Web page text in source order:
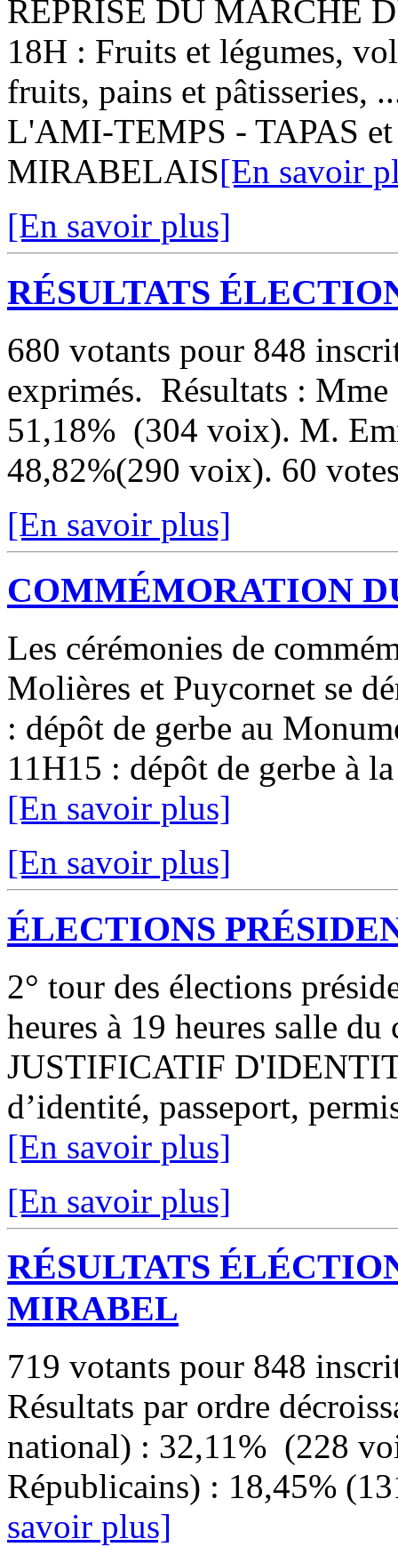
REPRISE DU MARCHÉ
18H : Fruits et légumes,
fruits, pains et pâtisseries,
L'AMI-TEMPS - TAPAS
MIRABELAIS[En savoir
[En savoir plus]
RÉSULTATS
680 votants pour 848
exprimés. Résultats :
51,18% (304 voix). M.
48,82%(290 voix). 60
[En savoir plus]
COMMÉMORATION
Les cérémonies de
Molières et Puycornet se
: dépôt de gerbe au
11H15 : dépôt de gerbe à
[En savoir plus]
[En savoir plus]
ÉLECTIONS
2° tour des élections
heures à 19 heures salle
JUSTIFICATIF
d’identité, passeport,
[En savoir plus]
[En savoir plus]
RÉSULTATS
MIRABEL
719 votants pour 848
Résultats par ordre
national) : 32,11% (228
Républicains) : 18,45%
savoir plus]